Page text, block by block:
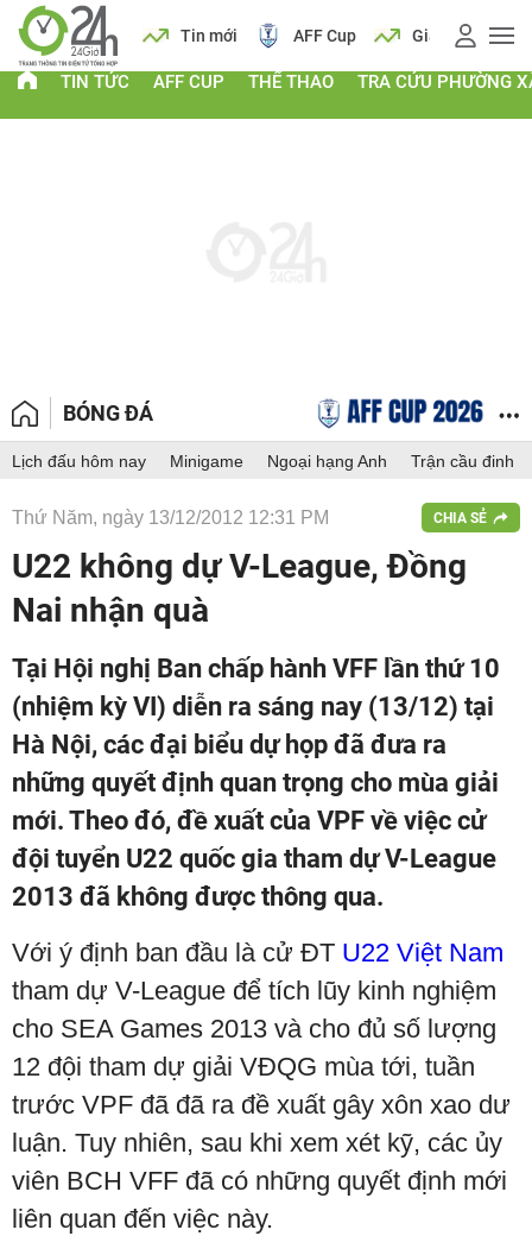
Lịch Tin mới AFF Cup Giá vàng
TIN TỨC AFF CUP THỂ THAO TRA CỨU PHƯỜNG
BÓNG ĐÁ
Lịch đấu hôm nay Minigame Ngoại hạng Anh Trận cầu đinh
Thứ Năm, ngày 13/12/2012 12:31 PM CHIA SẺ
U22 không dự V-League, Đồng
Nai nhận quà
Tại Hội nghị Ban chấp hành VFF lần thứ 10
(nhiệm kỳ VI) diễn ra sáng nay (13/12) tại
Hà Nội, các đại biểu dự họp đã đưa ra
những quyết định quan trọng cho mùa giải
mới. Theo đó, đề xuất của VPF về việc cử
đội tuyển U22 quốc gia tham dự V-League
2013 đã không được thông qua.
Với ý định ban đầu là cử ĐT U22 Việt Nam
tham dự V-League để tích lũy kinh nghiệm
cho SEA Games 2013 và cho đủ số lượng
12 đội tham dự giải VĐQG mùa tới, tuần
trước VPF đã đã ra đề xuất gây xôn xao dư
luận. Tuy nhiên, sau khi xem xét kỹ, các ủy
viên BCH VFF đã có những quyết định mới
liên quan đến việc này.